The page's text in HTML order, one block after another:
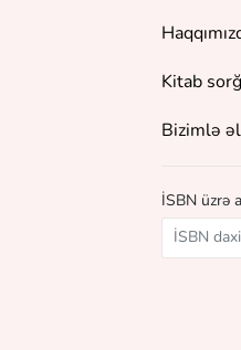
Kitab
Bizimlə
İSBN üzrə